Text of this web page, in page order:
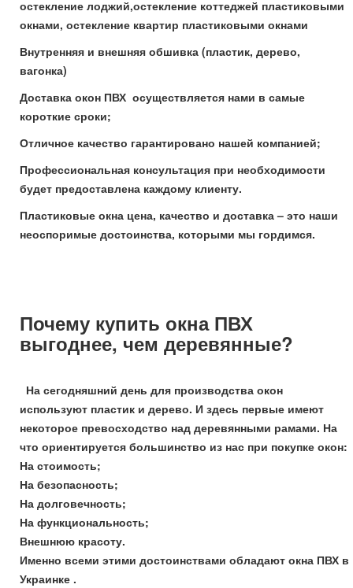
остекление лоджий,остекление коттеджей пластиковыми
окнами, остекление квартир пластиковыми окнами
Внутренняя и внешняя обшивка (пластик, дерево,
вагонка)
Доставка окон ПВХ осуществляется нами в самые
короткие сроки;
Отличное качество гарантировано нашей компанией;
Профессиональная консультация при необходимости
будет предоставлена каждому клиенту.
Пластиковые окна цена, качество и доставка – это наши
неоспоримые достоинства, которыми мы гордимся.
Почему купить окна ПВХ
выгоднее, чем деревянные?
На сегодняшний день для производства окон
используют пластик и дерево. И здесь первые имеют
некоторое превосходство над деревянными рамами. На
что ориентируется большинство из нас при покупке окон:
На стоимость;
На безопасность;
На долговечность;
На функциональность;
Внешнюю красоту.
Именно всеми этими достоинствами обладают окна ПВХ в
Украинке .